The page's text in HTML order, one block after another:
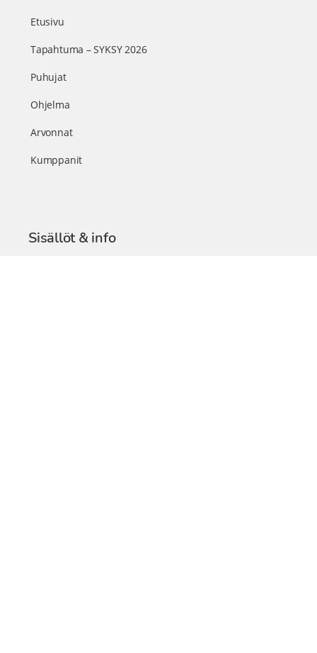
Etusivu
Tapahtuma – SYKSY 2026
Puhujat
Ohjelma
Arvonnat
Kumppanit
Sisällöt & info